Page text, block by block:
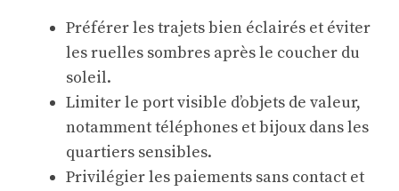
Préférer les trajets bien éclairés et éviter
les ruelles sombres après le coucher du
soleil.
Limiter le port visible d’objets de valeur,
notamment téléphones et bijoux dans les
quartiers sensibles.
Privilégier les paiements sans contact et